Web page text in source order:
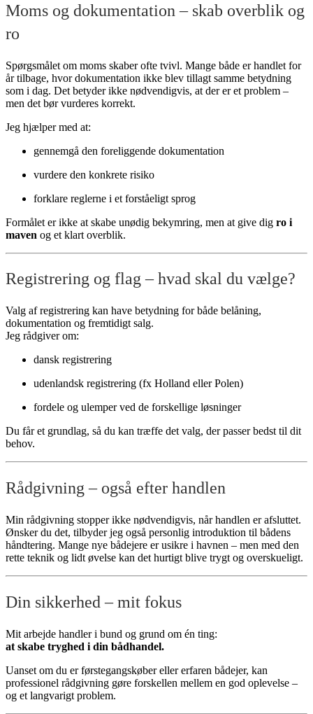
Moms og dokumentation – skab overblik og
ro
Spørgsmålet om moms skaber ofte tvivl. Mange både er handlet for
år tilbage, hvor dokumentation ikke blev tillagt samme betydning
som i dag. Det betyder ikke nødvendigvis, at der er et problem –
men det bør vurderes korrekt.
Jeg hjælper med at:
gennemgå den foreliggende dokumentation
vurdere den konkrete risiko
forklare reglerne i et forståeligt sprog
Formålet er ikke at skabe unødig bekymring, men at give dig ro i
maven og et klart overblik.
Registrering og flag – hvad skal du vælge?
Valg af registrering kan have betydning for både belåning,
dokumentation og fremtidigt salg.
Jeg rådgiver om:
dansk registrering
udenlandsk registrering (fx Holland eller Polen)
fordele og ulemper ved de forskellige løsninger
Du får et grundlag, så du kan træffe det valg, der passer bedst til dit
behov.
Rådgivning – også efter handlen
Min rådgivning stopper ikke nødvendigvis, når handlen er afsluttet.
Ønsker du det, tilbyder jeg også personlig introduktion til bådens
håndtering. Mange nye bådejere er usikre i havnen – men med den
rette teknik og lidt øvelse kan det hurtigt blive trygt og overskueligt.
Din sikkerhed – mit fokus
Mit arbejde handler i bund og grund om én ting:
at skabe tryghed i din bådhandel.
Uanset om du er førstegangskøber eller erfaren bådejer, kan
professionel rådgivning gøre forskellen mellem en god oplevelse –
og et langvarigt problem.